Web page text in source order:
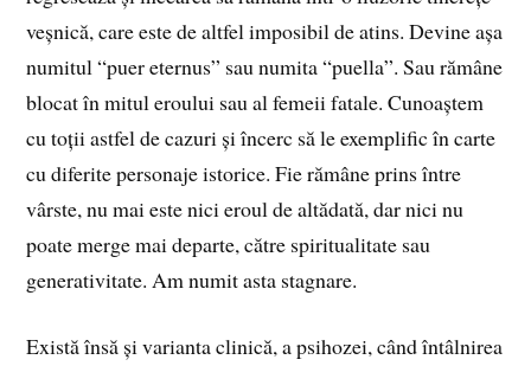
veșnică, care este de altfel imposibil de atins. Devine așa
numitul “puer eternus” sau numita “puella”. Sau rămâne
blocat în mitul eroului sau al femeii fatale. Cunoaștem
cu toții astfel de cazuri și încerc să le exemplific în carte
cu diferite personaje istorice. Fie rămâne prins între
vârste, nu mai este nici eroul de altădată, dar nici nu
poate merge mai departe, către spiritualitate sau
generativitate. Am numit asta stagnare.
Există însă și varianta clinică, a psihozei, când întâlnirea